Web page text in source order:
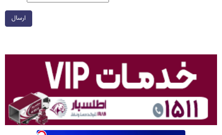
ارسال